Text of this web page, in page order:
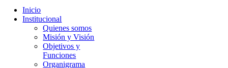
Inicio
Institucional
Quienes somos
Misión y Visión
Objetivos y
Funciones
Organigrama